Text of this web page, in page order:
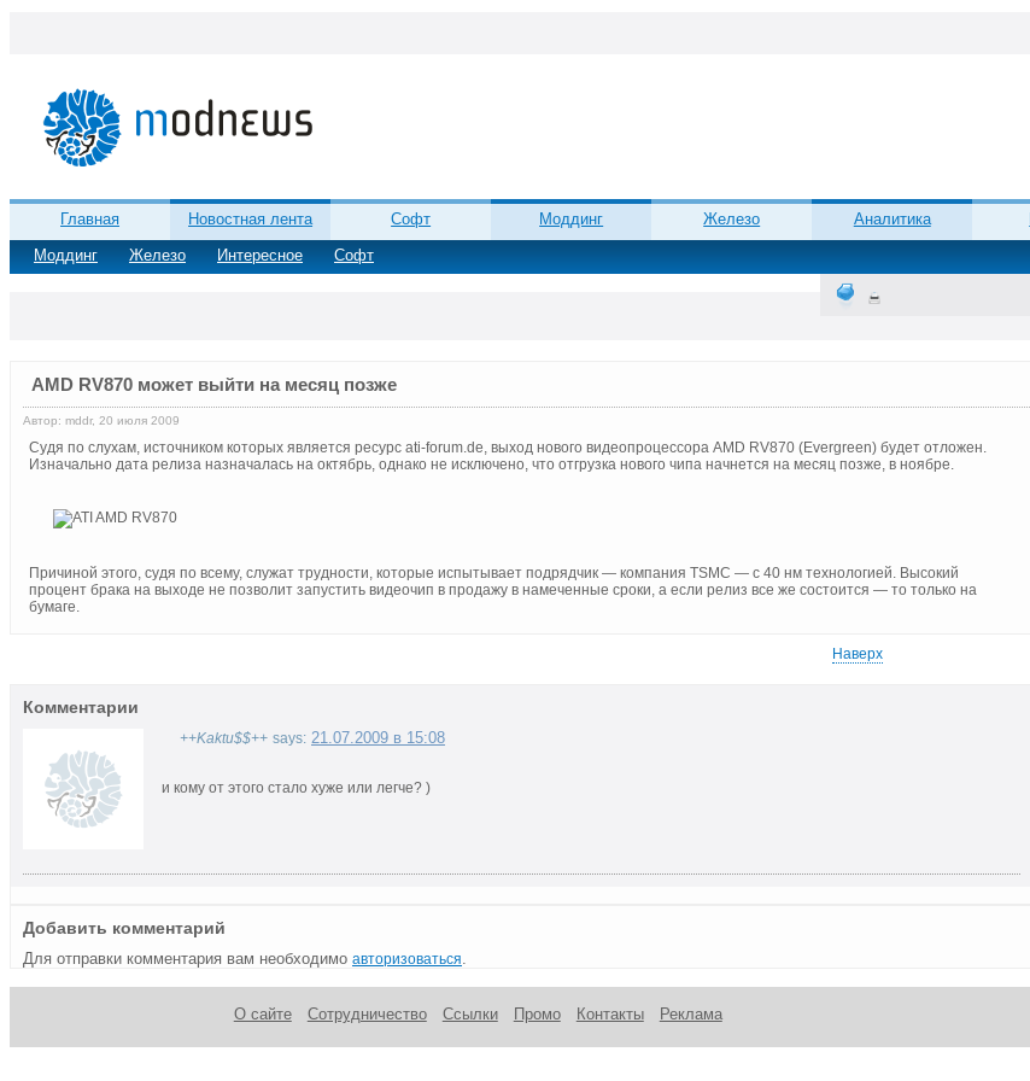
Главная
Новостная лента
Моддинг
Железо Интересное Софт
Софт Моддинг Железо Аналитика
AMD RV870 может выйти на месяц позже
Автор: mddr, 20 июля 2009
Судя по слухам, источником которых является ресурс ati-forum.de, выход нового видеопроцессора AMD RV870 (Evergreen) будет отложен.
Изначально дата релиза назначалась на октябрь, однако не исключено, что отгрузка нового чипа начнется на месяц позже, в ноябре.
Причиной этого, судя по всему, служат трудности, которые испытывает подрядчик — компания TSMC — с 40 нм технологией. Высокий
процент брака на выходе не позволит запустить видеочип в продажу в намеченные сроки, а если релиз все же состоится — то только на
бумаге.
Наверх
Комментарии
++Kaktu$$++ says: 21.07.2009 в 15:08
и кому от этого стало хуже или легче? )
Добавить комментарий
Для отправки комментария вам необходимо авторизоваться
О сайте Сотрудничество Ссылки Промо Контакты Реклама